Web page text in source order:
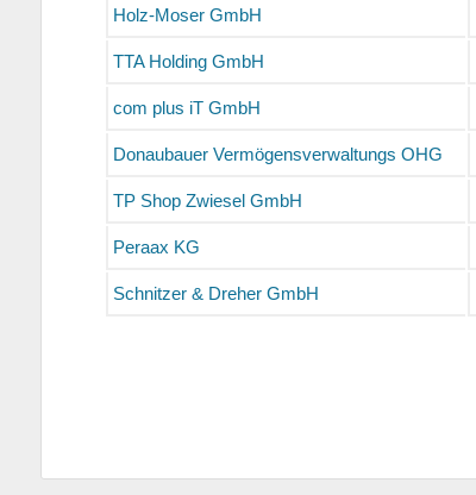
Holz-Moser GmbH
TTA Holding GmbH
com plus iT GmbH
Donaubauer Vermögensverwaltungs OHG
TP Shop Zwiesel GmbH
Peraax KG
Schnitzer & Dreher GmbH